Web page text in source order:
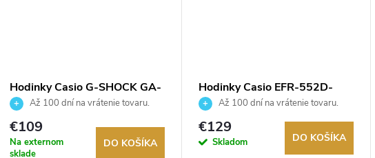
Hodinky Casio G-SHOCK GA-
2100-7AER
Až 100 dní na vrátenie tovaru.
Autorizovaný predajca.
€109
Na externom
sklade
DO KOŠÍKA
Hodinky Casio EFR-552D-
2AVUEFAž 100 dní na vrátenie tovaru.
Autorizovaný predajca.
€129
Skladom DO KOŠÍKA